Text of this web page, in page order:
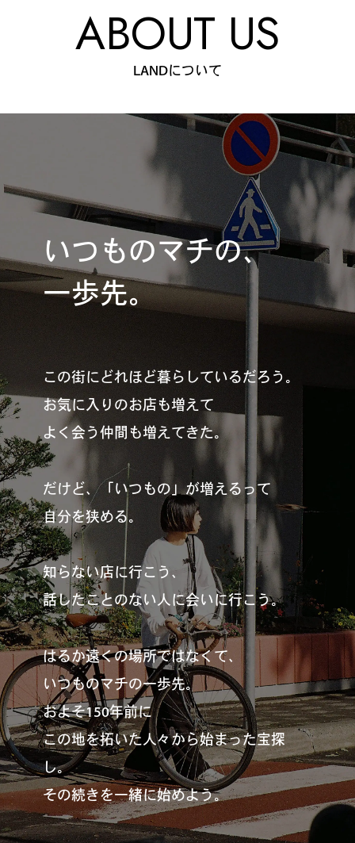
ABOUT US
LANDについて
いつものマチの、
一歩先。
この街にどれほど暮らしているだろう。
お気に入りのお店も増えて
よく会う仲間も増えてきた。
だけど、「いつもの」が増えるって
自分を狭める。
知らない店に行こう、
話したことのない人に会いに行こう。
はるか遠くの場所ではなくて、
いつものマチの一歩先。
およそ150年前に
この地を拓いた人々から始まった宝探
し。
その続きを一緒に始めよう。